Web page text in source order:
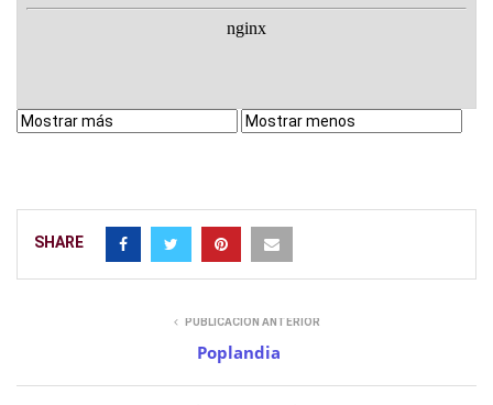
SHARE
PUBLICACIÓN ANTERIOR
Poplandia